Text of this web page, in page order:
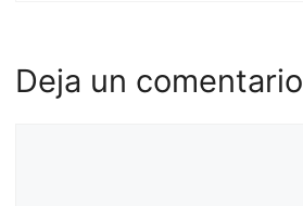
Deja un comentario